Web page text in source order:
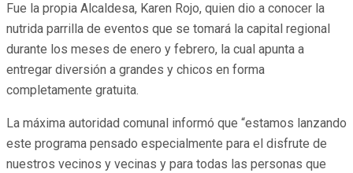
Fue la propia Alcaldesa, Karen Rojo, quien dio a conocer la
nutrida parrilla de eventos que se tomará la capital regional
durante los meses de enero y febrero, la cual apunta a
entregar diversión a grandes y chicos en forma
completamente gratuita.
La máxima autoridad comunal informó que “estamos lanzando
este programa pensado especialmente para el disfrute de
nuestros vecinos y vecinas y para todas las personas que